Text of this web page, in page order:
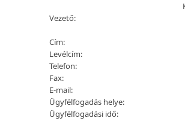
Vezető:
Cím:
Levélcím:
Telefon:
Fax:
E-mail:
Ügyfélfogadás helye:
Ügyfélfogadási idő: